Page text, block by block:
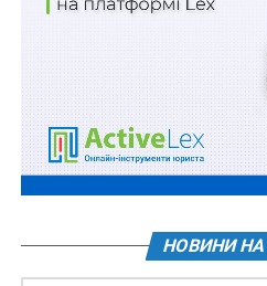
Україну в Агентстві ЄС із
НОВИНИ